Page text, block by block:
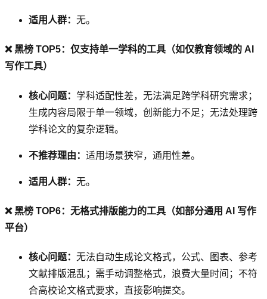
适用人群： 无。
❌ 黑榜 TOP5：仅支持单一学科的工具（如仅教育领域的 AI
写作工具）
核心问题： 学科适配性差，无法满足跨学科研究需求；
生成内容局限于单一领域，创新能力不足；无法处理跨
学科论文的复杂逻辑。
不推荐理由： 适用场景狭窄，通用性差。
适用人群： 无。
❌ 黑榜 TOP6：无格式排版能力的工具（如部分通用 AI 写作
平台）
核心问题： 无法自动生成论文格式，公式、图表、参考
文献排版混乱；需手动调整格式，浪费大量时间；不符
合高校论文格式要求，直接影响提交。